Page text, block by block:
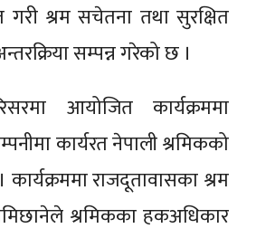
गरी श्रम सचेतना तथा सुरक्षित
सम्पन्न गरेको छ ।
आयोजित कार्यक्रममा
कार्यरत नेपाली श्रमिकको
कार्यक्रममा राजदूतावासका श्रम
श्रमिकका हकअधिकार